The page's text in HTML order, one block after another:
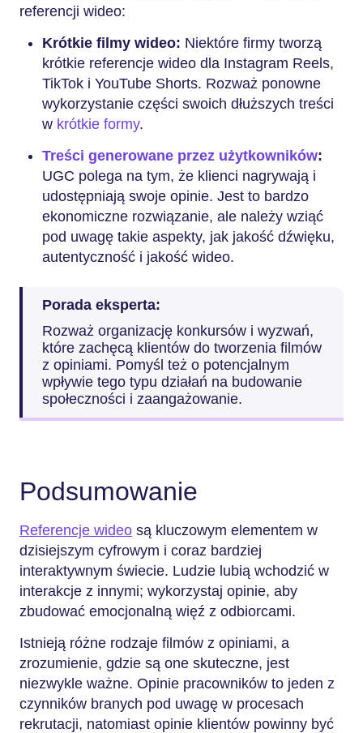
referencji wideo:
Krótkie filmy wideo: Niektóre firmy tworzą
krótkie referencje wideo dla Instagram Reels,
TikTok i YouTube Shorts. Rozważ ponowne
wykorzystanie części swoich dłuższych treści
w krótkie formy.
Treści generowane przez użytkowników:
UGC polega na tym, że klienci nagrywają i
udostępniają swoje opinie. Jest to bardzo
ekonomiczne rozwiązanie, ale należy wziąć
pod uwagę takie aspekty, jak jakość dźwięku,
autentyczność i jakość wideo.
Porada eksperta:
Rozważ organizację konkursów i wyzwań,
które zachęcą klientów do tworzenia filmów
z opiniami. Pomyśl też o potencjalnym
wpływie tego typu działań na budowanie
społeczności i zaangażowanie.
Podsumowanie
Referencje wideo są kluczowym elementem w
dzisiejszym cyfrowym i coraz bardziej
interaktywnym świecie. Ludzie lubią wchodzić w
interakcje z innymi; wykorzystaj opinie, aby
zbudować emocjonalną więź z odbiorcami.
Istnieją różne rodzaje filmów z opiniami, a
zrozumienie, gdzie są one skuteczne, jest
niezwykle ważne. Opinie pracowników to jeden z
czynników branych pod uwagę w procesach
rekrutacji, natomiast opinie klientów powinny być